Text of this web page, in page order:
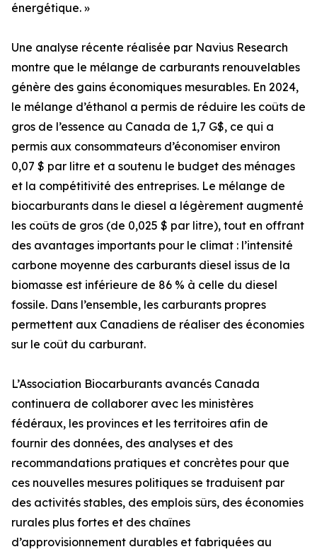
énergétique. »
Une analyse récente réalisée par Navius Research
montre que le mélange de carburants renouvelables
génère des gains économiques mesurables. En 2024,
le mélange d’éthanol a permis de réduire les coûts de
gros de l’essence au Canada de 1,7 G$, ce qui a
permis aux consommateurs d’économiser environ
0,07 $ par litre et a soutenu le budget des ménages
et la compétitivité des entreprises. Le mélange de
biocarburants dans le diesel a légèrement augmenté
les coûts de gros (de 0,025 $ par litre), tout en offrant
des avantages importants pour le climat : l’intensité
carbone moyenne des carburants diesel issus de la
biomasse est inférieure de 86 % à celle du diesel
fossile. Dans l’ensemble, les carburants propres
permettent aux Canadiens de réaliser des économies
sur le coût du carburant.
L’Association Biocarburants avancés Canada
continuera de collaborer avec les ministères
fédéraux, les provinces et les territoires afin de
fournir des données, des analyses et des
recommandations pratiques et concrètes pour que
ces nouvelles mesures politiques se traduisent par
des activités stables, des emplois sûrs, des économies
rurales plus fortes et des chaînes
d’approvisionnement durables et fabriquées au